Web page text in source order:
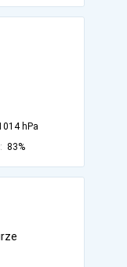
hPa
83%